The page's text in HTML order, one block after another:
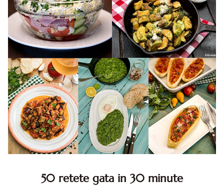
50 retete gata in 30 minute